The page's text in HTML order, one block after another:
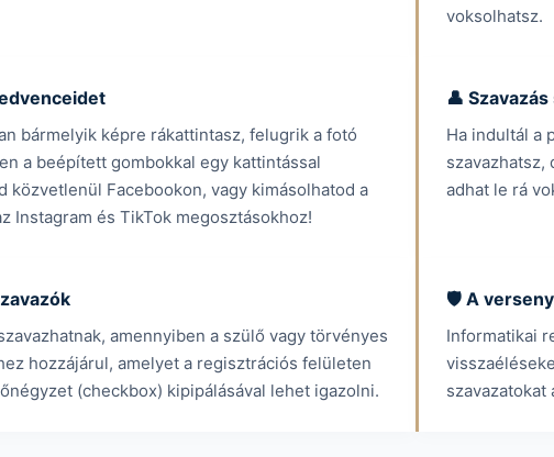
voksolhatsz.
bármelyik képre rákattintasz, felugrik a fotó
a beépített gombokkal egy kattintással
közvetlenül Facebookon, vagy kimásolhatod a
Instagram és TikTok megosztásokhoz!
👤
Ha indultál a
szavazhatsz,
adhat le rá
amennyiben a szülő vagy törvényes
hozzájárul, amelyet a regisztrációs felületen
(checkbox) kipipálásával lehet igazolni.
🛡️ A
Informatikai
szavazatokat